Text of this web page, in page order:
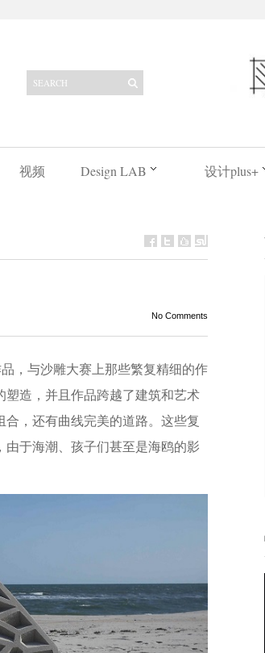
视频 Design LAB 设计plus+
No Comments
，与沙雕大赛上那些繁复精细的作
塑造，并且作品跨越了建筑和艺术
，还有曲线完美的道路。这些复
于海潮、孩子们甚至是海鸥的影